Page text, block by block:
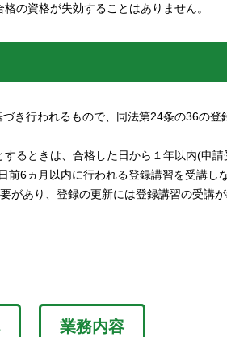
の資格が失効することはありません。
き行われるもので、同法第24条の36の登
るときは、合格した日から１年以内(申請
前6ヵ月以内に行われる登録講習を受講し
があり、登録の更新には登録講習の受講
業務内容